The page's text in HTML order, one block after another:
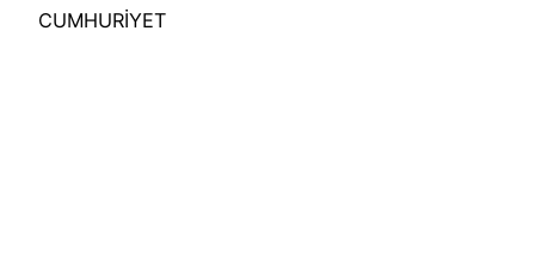
CUMHURİYET